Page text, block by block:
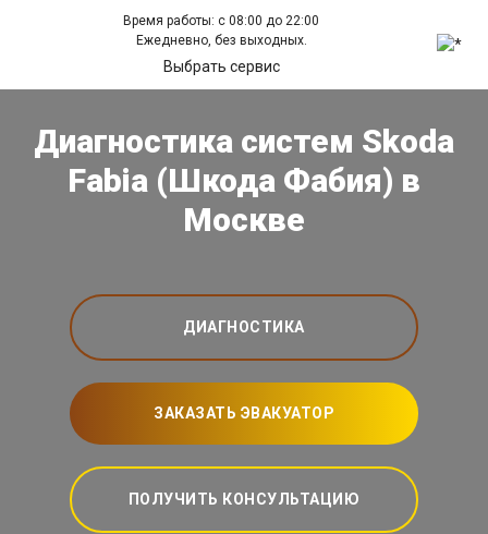
Время работы: с 08:00 до 22:00
Ежедневно, без выходных.
Выбрать сервис
Диагностика систем Skoda
Fabia (Шкода Фабия) в
Москве
ДИАГНОСТИКА
ЗАКАЗАТЬ ЭВАКУАТОР
ПОЛУЧИТЬ КОНСУЛЬТАЦИЮ